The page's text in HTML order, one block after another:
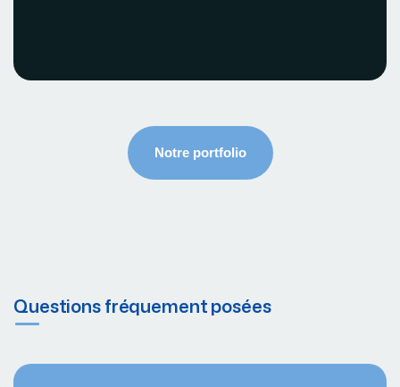
Voir le projet
Questions fréquement posées